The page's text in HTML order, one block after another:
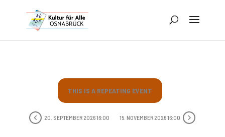
THIS IS A REPEATING EVENT
20. SEPTEMBER 2026 16:00 15. NOVEMBER 2026 16:00